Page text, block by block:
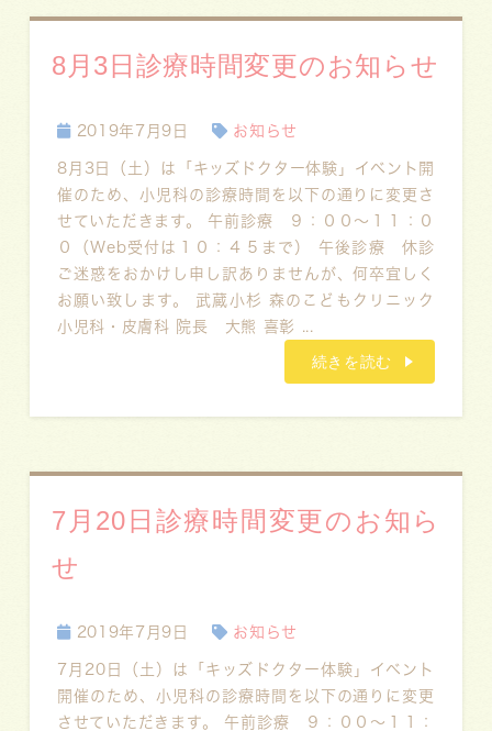
8月3日診療時間変更のお知らせ
2019年7月9日 お知らせ
8月3日（土）は「キッズドクター体験」イベント開
催のため、小児科の診療時間を以下の通りに変更さ
せていただきます。 午前診療 ９：００～１１：０
０（Web受付は１０：４５まで） 午後診療 休診
ご迷惑をおかけし申し訳ありませんが、何卒宜しく
お願い致します。 武蔵小杉 森のこどもクリニック
小児科・皮膚科 院長 大熊 喜彰 ...
続きを読む
7月20日診療時間変更のお知ら
せ
2019年7月9日 お知らせ
7月20日（土）は「キッズドクター体験」イベント
開催のため、小児科の診療時間を以下の通りに変更
させていただきます。 午前診療 ９：００～１１：